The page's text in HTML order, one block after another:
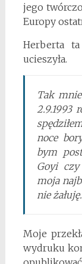
jego
Europy
Herberta
ucieszyła.
Tak
2.9.1993
noce
bym
Goyi czy
moja
nie żałuję.
Moje
wydruku